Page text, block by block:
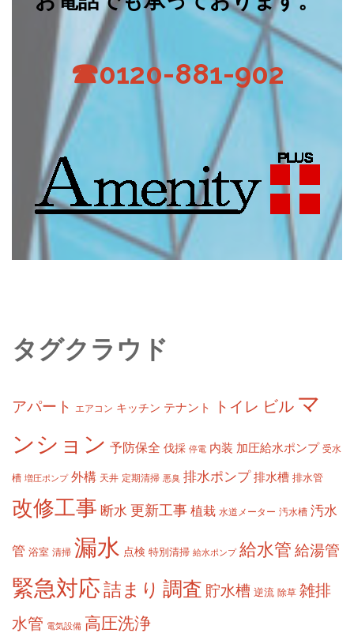
☎0120-881-902
タグクラウド
アパート エアコン キッチン テナント トイレ ビル マ
ンション 予防保全 伐採 停電 内装 加圧給水ポンプ 受水
槽 増圧ポンプ 外構 天井 定期清掃 悪臭 排水ポンプ 排水槽 排水管
改修工事 断水 更新工事 植栽 水道メーター 汚水槽 汚水
管 浴室 清掃 漏水 点検 特別清掃 給水ポンプ 給水管 給湯管
緊急対応詰まり 調査 貯水槽 逆流 除草 雑排
水管 電気設備 高圧洗浄